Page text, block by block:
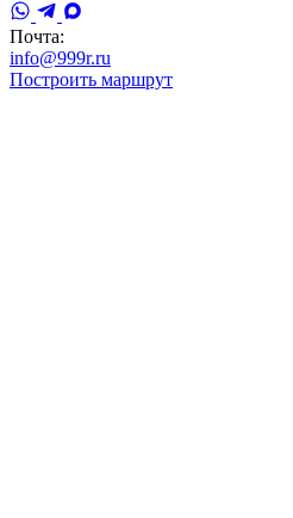
Почта:
info@999r.ru
Построить маршрут